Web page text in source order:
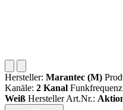
Hersteller: Marantec (M)
Kanäle: 2 Kanal
Weiß Hersteller Art.Nr.: